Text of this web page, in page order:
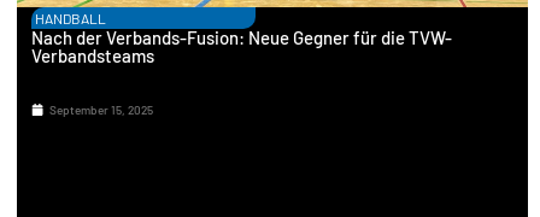
HANDBALL
Nach der Verbands-Fusion: Neue Gegner für die TVW-
Verbandsteams
September 15, 2025